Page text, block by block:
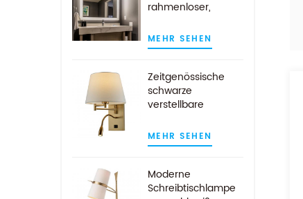
rahmenloser,
LED-beleuchteter
Badezimmerspiegel
MEHR SEHEN
Zeitgenössische
schwarze
verstellbare
LED-Leselicht
MEHR SEHEN
Moderne
Schreibtischlampe